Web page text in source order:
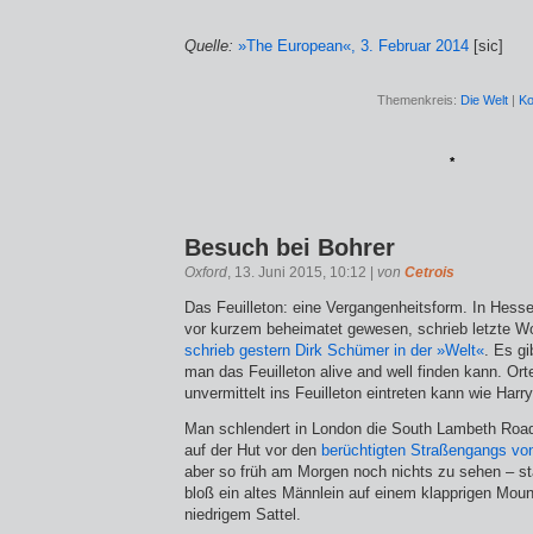
Quelle: »The European«, 3. Februar 2014 [sic]
Themenkreis: Die Welt |
*
Besuch bei Bohrer
Oxford, 13. Juni 2015, 10:12 | von Cetrois
Das Feuilleton: eine Vergangenheitsform. In
vor kurzem beheimatet gewesen, schrieb letzte
schrieb gestern Dirk Schümer in der »Welt«. Es
man das Feuilleton alive and well finden kann.
unvermittelt ins Feuilleton eintreten kann wie
Man schlendert in London die South Lambeth
auf der Hut vor den berüchtigten Straßengangs
aber so früh am Morgen noch nichts zu sehen –
bloß ein altes Männlein auf einem klapprigen
niedrigem Sattel.